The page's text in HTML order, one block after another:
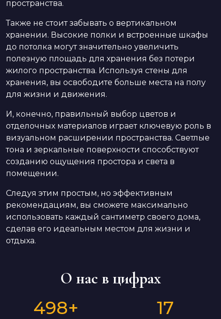
пространства.
Также не стоит забывать о вертикальном
хранении. Высокие полки и встроенные шкафы
до потолка могут значительно увеличить
полезную площадь для хранения без потери
жилого пространства. Используя стены для
хранения, вы освободите больше места на полу
для жизни и движения.
И, конечно, правильный выбор цветов и
отделочных материалов играет ключевую роль в
визуальном расширении пространства. Светлые
тона и зеркальные поверхности способствуют
созданию ощущения простора и света в
помещении.
Следуя этим простым, но эффективным
рекомендациям, вы сможете максимально
использовать каждый сантиметр своего дома,
сделав его идеальным местом для жизни и
отдыха.
О нас в цифрах
498+ 17